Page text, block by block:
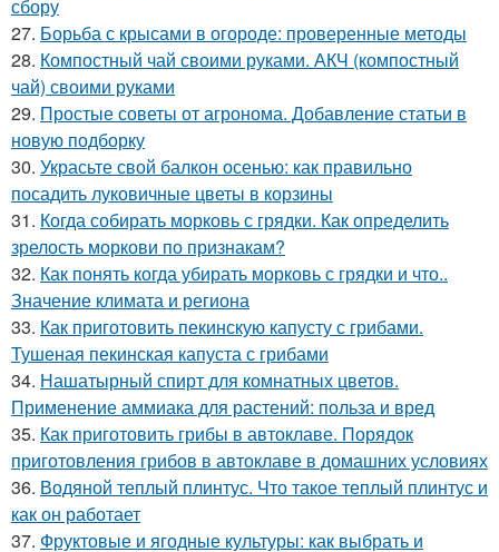
сбору
27. Борьба с крысами в огороде: проверенные методы
28. Компостный чай своими руками. АКЧ (компостный
чай) своими руками
29. Простые советы от агронома. Добавление статьи в
новую подборку
30. Украсьте свой балкон осенью: как правильно
посадить луковичные цветы в корзины
31. Когда собирать морковь с грядки. Как определить
зрелость моркови по признакам?
32. Как понять когда убирать морковь с грядки и что..
Значение климата и региона
33. Как приготовить пекинскую капусту с грибами.
Тушеная пекинская капуста с грибами
34. Нашатырный спирт для комнатных цветов.
Применение аммиака для растений: польза и вред
35. Как приготовить грибы в автоклаве. Порядок
приготовления грибов в автоклаве в домашних условиях
36. Водяной теплый плинтус. Что такое теплый плинтус и
как он работает
37. Фруктовые и ягодные культуры: как выбрать и